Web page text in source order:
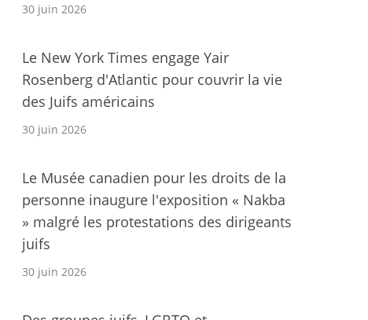
30 juin 2026
Le New York Times engage Yair
Rosenberg d'Atlantic pour couvrir la vie
des Juifs américains
30 juin 2026
Le Musée canadien pour les droits de la
personne inaugure l'exposition « Nakba
» malgré les protestations des dirigeants
juifs
30 juin 2026